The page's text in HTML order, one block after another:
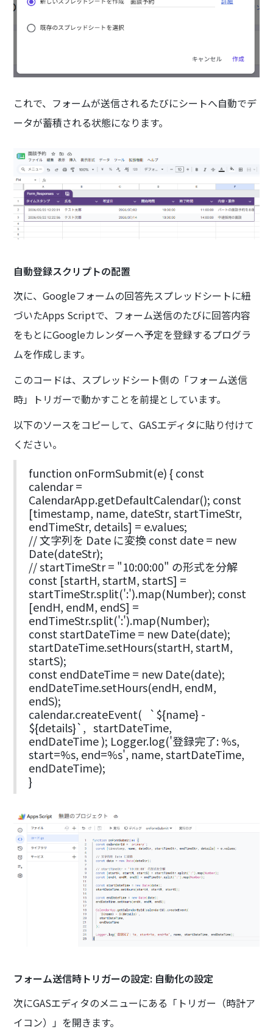
これで、フォームが送信されるたびにシートへ自動でデ
ータが蓄積される状態になります。
自動登録スクリプトの配置
次に、Googleフォームの回答先スプレッドシートに紐
づいたApps Scriptで、フォーム送信のたびに回答内容
をもとにGoogleカレンダーへ予定を登録するプログラ
ムを作成します。
このコードは、スプレッドシート側の「フォーム送信
時」トリガーで動かすことを前提としています。
以下のソースをコピーして、GASエディタに貼り付けて
ください。
function onFormSubmit(e) { const
calendar =
CalendarApp.getDefaultCalendar(); const
[timestamp, name, dateStr, startTimeStr,
endTimeStr, details] = e.values;
// 文字列を Date に変換 const date = new
Date(dateStr);
// startTimeStr = "10:00:00" の形式を分解
const [startH, startM, startS] =
startTimeStr.split(':').map(Number); const
[endH, endM, endS] =
endTimeStr.split(':').map(Number);
const startDateTime = new Date(date);
startDateTime.setHours(startH, startM,
startS);
const endDateTime = new Date(date);
endDateTime.setHours(endH, endM,
endS);
calendar.createEvent( `${name} -
${details}`, startDateTime,
endDateTime ); Logger.log('登録完了: %s,
start=%s, end=%s', name, startDateTime,
endDateTime);
}
フォーム送信時トリガーの設定: 自動化の設定
次にGASエディタのメニューにある「トリガー（時計ア
イコン）」を開きます。